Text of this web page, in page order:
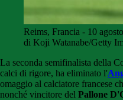
Reims, Francia - 10
di Koji Watanabe/Getty
La seconda semifinalista della
calci di rigore, ha eliminato l'
omaggio al calciatore francese
nonché vincitore del Pallone